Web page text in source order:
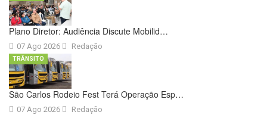
Plano Diretor: Audiência Discute Mobilid…
07 Ago 2026 Redação
São Carlos Rodeio Fest Terá Operação Esp…
07 Ago 2026
TRÂNSITO
Redação